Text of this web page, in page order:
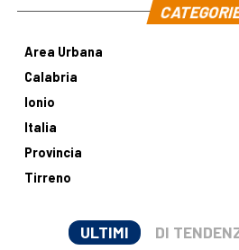
Area Urbana
Calabria
Ionio
Italia
Provincia
Tirreno
ULTIMI DI